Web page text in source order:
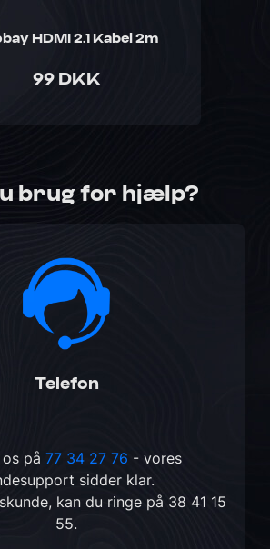
HDMI 2.1 Kabel 2m
99 DKK
brug for hjælp?
Telefon
på 77 34 27 76 - vores
sidder klar.
kan du ringe på 38 41 15
55.